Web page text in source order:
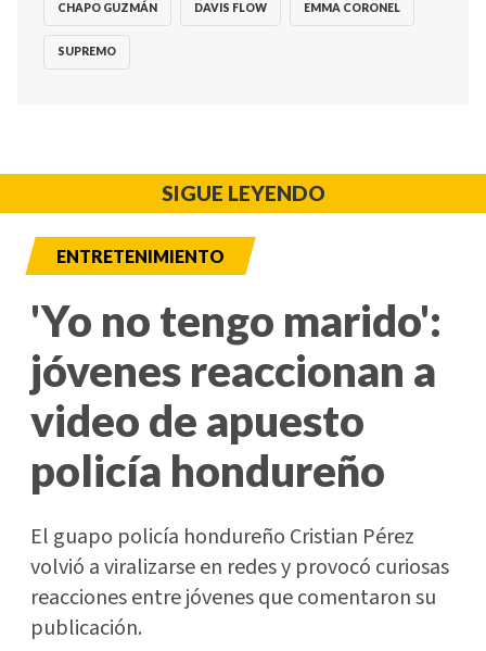
CHAPO GUZMÁN DAVIS FLOW EMMA CORONEL
SUPREMO
SIGUE LEYENDO
ENTRETENIMIENTO
'Yo no tengo marido':
jóvenes reaccionan a
video de apuesto
policía hondureño
El guapo policía hondureño Cristian Pérez
volvió a viralizarse en redes y provocó curiosas
reacciones entre jóvenes que comentaron su
publicación.